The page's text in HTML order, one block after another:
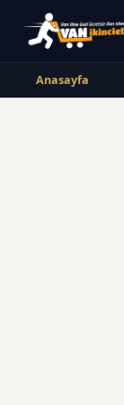
Anasayfa